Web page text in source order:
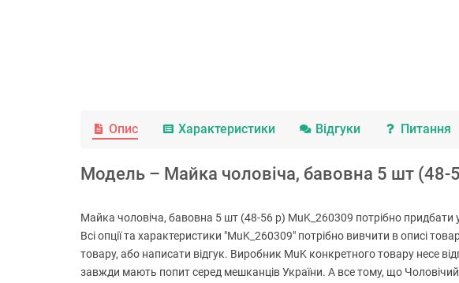
Опис Характеристики Відгуки Питання
Модель – Майка чоловіча, бавовна 5 шт (48-
Майка чоловіча, бавовна 5 шт (48-56 р) MuK_260309 потрібно придбати
Всі опції та характеристики "MuK_260309" потрібно вивчити в описі
товару, або написати відгук. Виробник MuK конкретного товару несе
завжди мають попит серед мешканців України. А все тому, що